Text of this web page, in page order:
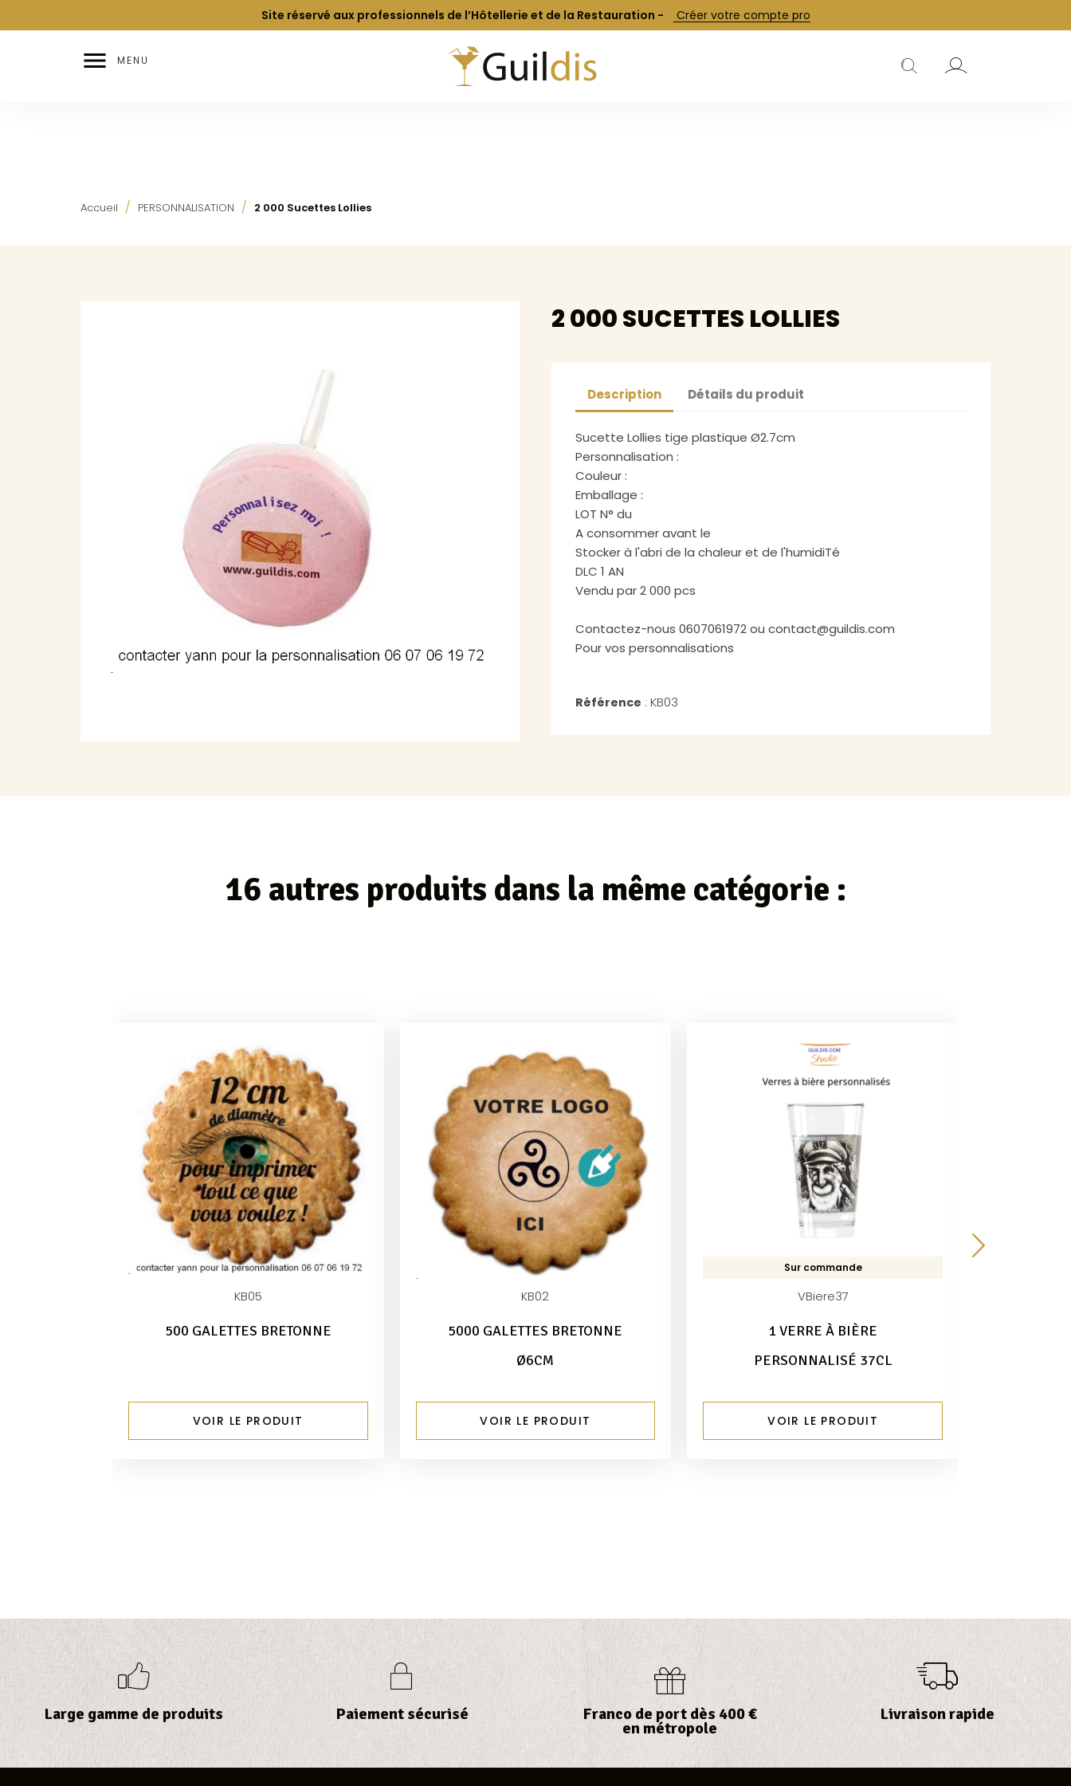
Site réservé aux professionnels de l’Hôtellerie et de la Restauration - Créer votre compte pro
 MENU k j
Accueil PERSONNALISATION 2 000 Sucettes Lollies
2 000 SUCETTES LOLLIES
Description Détails du produit
Sucette Lollies tige plastique Ø2.7cm
Personnalisation :
Couleur :
Emballage :
LOT N° du
A consommer avant le
Stocker à l'abri de la chaleur et de l'humidiTé
DLC 1 AN
Vendu par 2 000 pcs
Contactez-nous 0607061972 ou contact@guildis.com
Pour vos personnalisations
Référence : KB03
16 autres produits dans la même catégorie :
KB05
500 GALETTES BRETONNE
VOIR LE PRODUIT
KB02
5000 GALETTES BRETONNE
Ø6CM
VOIR LE PRODUIT
Sur commande
VBiere37
1 VERRE À BIÈRE
PERSONNALISÉ 37CL
VOIR LE PRODUIT
Large gamme de produits Paiement sécurisé Franco de port dès 400 €
en métropole
Livraison rapide